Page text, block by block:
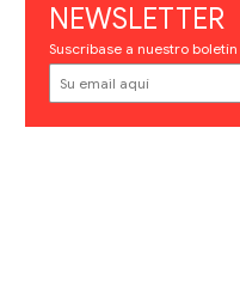
NEWSLETTER
Suscríbase a nuestro